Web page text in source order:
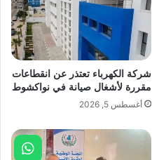
شركة الكهرباء تعتذر عن انقطاعات
مقررة لأشغال صيانة في نواكشوط
أغسطس 5, 2026